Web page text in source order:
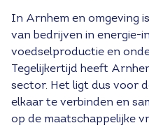
In Arnhem en omgeving
van bedrijven in energie-
voedselproductie en
Tegelijkertijd heeft
sector. Het ligt dus voor
elkaar te verbinden en
op de maatschappelijke